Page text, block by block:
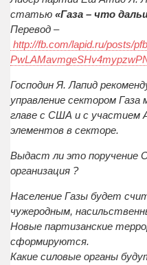
статью «Газа – что
Перевод –
http://fb.com/lapid.ru/posts/
Господин Я. Лапид
управление сектором Газа
главе с США и с участием
элементов в секторе.
Выдаст ли это поручение
организация ?
Население Газы будет
чужеродным,
Новые партизанские
сформируются.
Какие силовые органы